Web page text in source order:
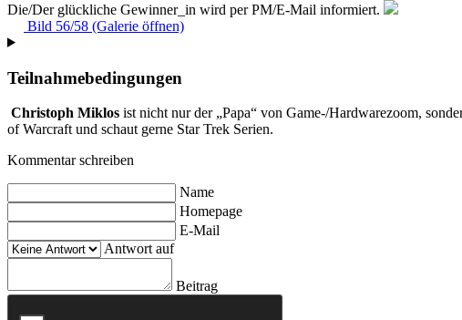
Die/Der glückliche Gewinner_in wird per PM/E-Mail informiert.
Bild 56/58 (Galerie öffnen)
Teilnahmebedingungen
Christoph Miklos ist nicht nur der „Papa“ von Game-/Hardwarezoom,
of Warcraft und schaut gerne Star Trek Serien.
Kommentar schreiben
Name
Homepage
E-Mail
Antwort auf
Beitrag